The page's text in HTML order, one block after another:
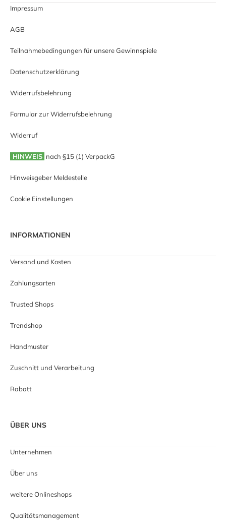
Impressum
AGB
Teilnahmebedingungen für unsere Gewinnspiele
Datenschutzerklärung
Widerrufsbelehrung
Formular zur Widerrufsbelehrung
Widerruf
HINWEIS nach §15 (1) VerpackG
Hinweisgeber Meldestelle
Cookie Einstellungen
INFORMATIONEN
Versand und Kosten
Zahlungsarten
Trusted Shops
Trendshop
Handmuster
Zuschnitt und Verarbeitung
Rabatt
ÜBER UNS
Unternehmen
Über uns
weitere Onlineshops
Qualitätsmanagement